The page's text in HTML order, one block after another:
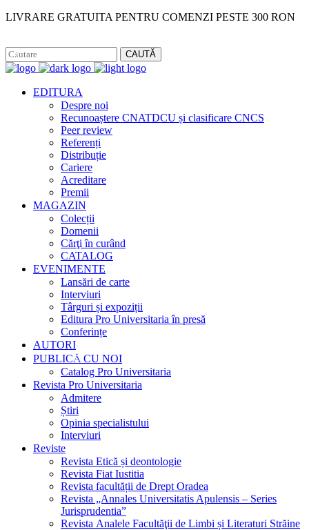
LIVRARE GRATUITA PENTRU COMENZI PESTE 300 RON
CAUTĂ
EDITURA
Despre noi
Recunoaștere CNATDCU și clasificare CNCS
Peer review
Referenți
Distribuție
Cariere
Acreditare
Premii
MAGAZIN
Colecții
Domenii
Cărţi în curând
CATALOG
EVENIMENTE
Lansări de carte
Interviuri
Târguri și expoziții
Editura Pro Universitaria în presă
Conferințe
AUTORI
PUBLICĂ CU NOI
Catalog Pro Universitaria
Revista Pro Universitaria
Admitere
Știri
Opinia specialistului
Interviuri
Reviste
Revista Etică și deontologie
Revista Fiat Iustitia
Revista facultății de Drept Oradea
Revista „Annales Universitatis Apulensis – Series
Jurisprudentia”
Revista Analele Facultăţii de Limbi și Literaturi Străine